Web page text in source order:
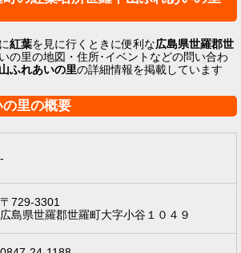
紅葉を見に行くときに便利な広島県世羅郡世
の里の地図・住所･イベントなどの問い合わ
ふれあいの里の詳細情報を掲載しています
里の概要
-
〒729-3301
広島県世羅郡世羅町大字小谷１０４９